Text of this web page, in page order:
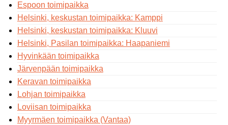
Espoon toimipaikka
Helsinki, keskustan toimipaikka: Kamppi
Helsinki, keskustan toimipaikka: Kluuvi
Helsinki, Pasilan toimipaikka: Haapaniemi
Hyvinkään toimipaikka
Järvenpään toimipaikka
Keravan toimipaikka
Lohjan toimipaikka
Loviisan toimipaikka
Myyrmäen toimipaikka (Vantaa)